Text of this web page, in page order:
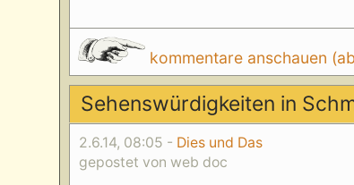
kommentare anschauen
Sehenswürdigkeiten in
2.6.14, 08:05 - Dies und Das
gepostet von web doc